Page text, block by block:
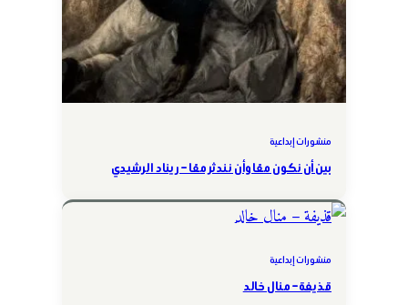
منشورات إبداعية
بين أن نكون معًا وأن نندثر معًا – ريناد الرشيدي
منشورات إبداعية
قذيفة – منال خالد